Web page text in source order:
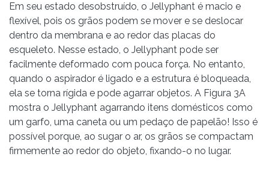
Em seu estado desobstruído, o Jellyphant é macio e
flexível, pois os grãos podem se mover e se deslocar
dentro da membrana e ao redor das placas do
esqueleto. Nesse estado, o Jellyphant pode ser
facilmente deformado com pouca força. No entanto,
quando o aspirador é ligado e a estrutura é bloqueada,
ela se torna rígida e pode agarrar objetos. A Figura 3A
mostra o Jellyphant agarrando itens domésticos como
um garfo, uma caneta ou um pedaço de papelão! Isso é
possível porque, ao sugar o ar, os grãos se compactam
firmemente ao redor do objeto, fixando-o no lugar.